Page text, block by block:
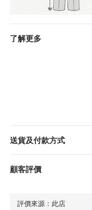
了解更多
送貨及付款方式
顧客評價